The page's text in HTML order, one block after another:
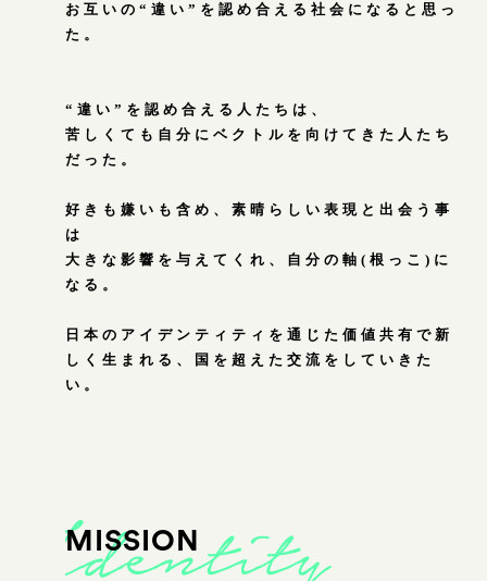
お互いの“違い”を認め合える社会になると思っ
た。
“違い”を認め合える人たちは、
苦しくても自分にベクトルを向けてきた人たち
だった。
好きも嫌いも含め、素晴らしい表現と出会う事
は
大きな影響を与えてくれ、自分の軸(根っこ)に
なる。
日本のアイデンティティを通じた価値共有で新
しく生まれる、国を超えた交流をしていきた
い。
MISSION